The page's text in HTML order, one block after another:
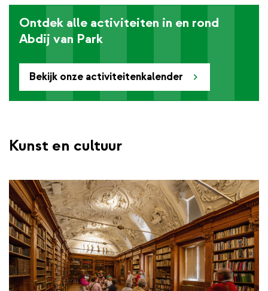
Bekijk onze activiteitenkalender
Ontdek alle activiteiten in en rond
Abdij van Park
Kunst en cultuur